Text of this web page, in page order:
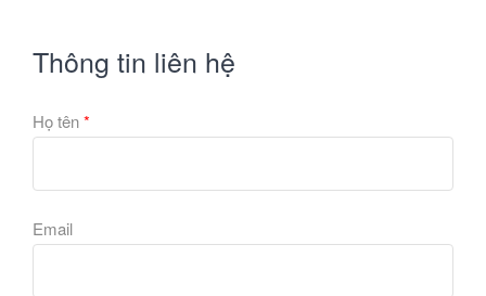
Thông tin liên hệ
Họ tên*
Email